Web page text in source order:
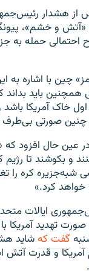
از هشدار
و خشم»،
احتمالی حمله به
چین با اشاره به
باید
اول خاک آمریکا
چنین صورتی بی‌طرف
عین حال افزود که
و بکوشند تا
شبه‌جزیره کره را
خواهد کرد.»
ایالات
صورت تهدید آمریکا
گفت کهشاید
و قدرت آتش